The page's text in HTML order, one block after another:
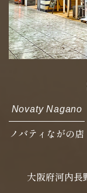
Novaty Nagano
ノバティながの店
大阪府河内